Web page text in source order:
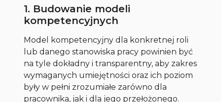
1. Budowanie modeli
kompetencyjnych
Model kompetencyjny dla konkretnej roli
lub danego stanowiska pracy powinien być
na tyle dokładny i transparentny, aby zakres
wymaganych umiejętności oraz ich poziom
były w pełni zrozumiałe zarówno dla
pracownika, jak i dla jego przełożonego.